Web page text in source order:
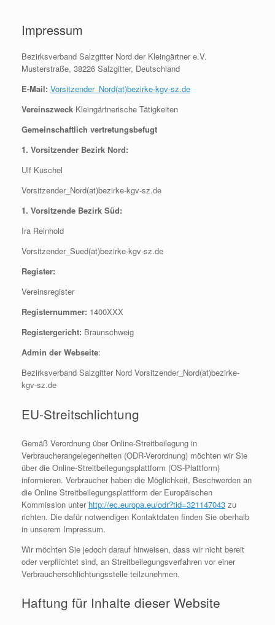
springenImpressum
Bezirksverband Salzgitter Nord der Kleingärtner e.V.
Musterstraße, 38226 Salzgitter, Deutschland
E-Mail: Vorsitzender_Nord(at)bezirke-kgv-sz.de
Vereinszweck Kleingärtnerische Tätigkeiten
Gemeinschaftlich vertretungsbefugt
1. Vorsitzender Bezirk Nord:
Ulf Kuschel
Vorsitzender_Nord(at)bezirke-kgv-sz.de
1. Vorsitzende Bezirk Süd:
Ira Reinhold
Vorsitzender_Sued(at)bezirke-kgv-sz.de
Register:
Vereinsregister
Registernummer: 1400XXX
Registergericht: Braunschweig
Admin der Webseite:
Bezirksverband Salzgitter Nord Vorsitzender_Nord(at)bezirke-
kgv-sz.de
EU-Streitschlichtung
Gemäß Verordnung über Online-Streitbeilegung in
Verbraucherangelegenheiten (ODR-Verordnung) möchten wir Sie
über die Online-Streitbeilegungsplattform (OS-Plattform)
informieren. Verbraucher haben die Möglichkeit, Beschwerden an
die Online Streitbeilegungsplattform der Europäischen
Kommission unter http://ec.europa.eu/odr?tid=321147043 zu
richten. Die dafür notwendigen Kontaktdaten finden Sie oberhalb
in unserem Impressum.
Wir möchten Sie jedoch darauf hinweisen, dass wir nicht bereit
oder verpflichtet sind, an Streitbeilegungsverfahren vor einer
Verbraucherschlichtungsstelle teilzunehmen.
Haftung für Inhalte dieser Website